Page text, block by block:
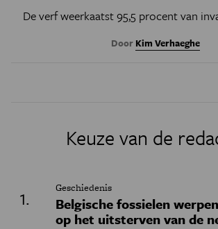
De verf weerkaatst 95,5 procent van
Door Kim Verhaeghe
Keuze van de
Geschiedenis
Belgische fossielen
op het uitsterven van de